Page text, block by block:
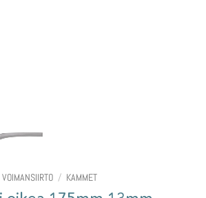
VOIMANSIIRTO / KAMMET